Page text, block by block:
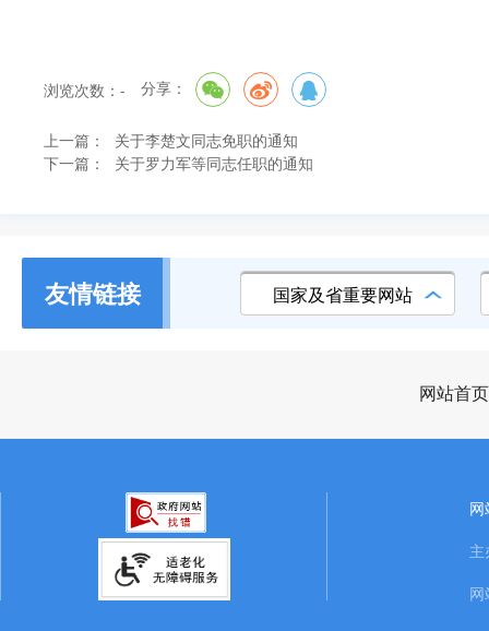
浏览次数： - 分享：
上一篇：
关于李楚文同志免职的通知
下一篇：
关于罗力军等同志任职的通知
友情链接 国家及省重要网站
网站首页